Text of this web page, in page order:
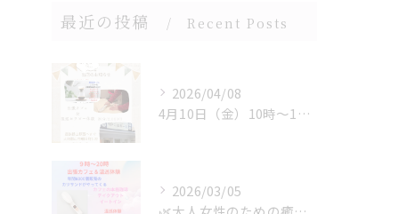
最近の投稿 Recent Posts
2026/04/08
4月10日（金）10時〜17時※最終受付 16:30まで
2026/03/05